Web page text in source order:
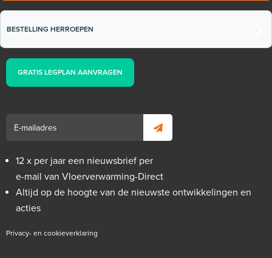
BESTELLING HERROEPEN
GRATIS LEGPLAN AANVRAGEN
12 x per jaar een nieuwsbrief per
e-mail van Vloerverwarming-Direct
Altijd op de hoogte van de nieuwste ontwikkelingen en
acties
Privacy- en cookieverklaring